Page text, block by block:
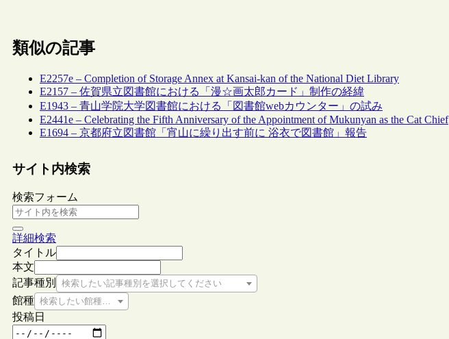
類似の記事
E2257e – Completion of Storage Annex at Kansai-kan of the National Diet Library
E2157 – 佐賀県立図書館における「漫☆画太郎カード」制作の経緯
E1943 – 青山学院大学図書館における「図書館webカウンター」の試み
E2441e – Celebrating the Fifth Anniversary of the Appointment of Mukunyan as the Cat Chief
E1694 – 京都府立図書館「宵山に繰り出す前に 浴衣で図書館」報告
サイト内検索
検索フォーム
詳細検索
タイトル
本文
記事種別
検索したい記事種別を選択してください
館種 検索したい館種を選択してください
投稿日